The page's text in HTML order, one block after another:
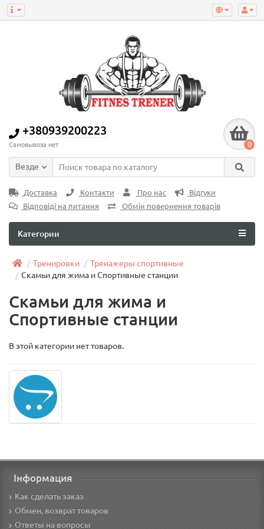
+380939200223
Самовывоза нет 0
Везде
Доставка Контакти Про нас
Відгуки
Відповіді на питання
Обмін повернення товарів
Категории
Тренировки
Тренажеры спортивные
Скамьи для жима и Спортивные станции
Скамьи для жима и
Спортивные станции
В этой категории нет товаров.
Інформация
Как сделать заказ
Обмен, возврат товаров
Ответы на вопросы